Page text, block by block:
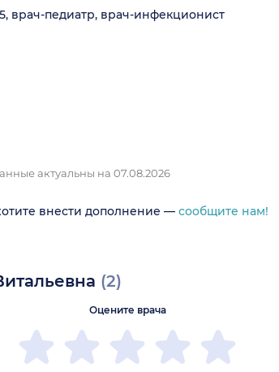
педиатр, врач-инфекционист
актуальны на 07.08.2026
внести дополнение — сообщите нам!
(2)
Оцените врача